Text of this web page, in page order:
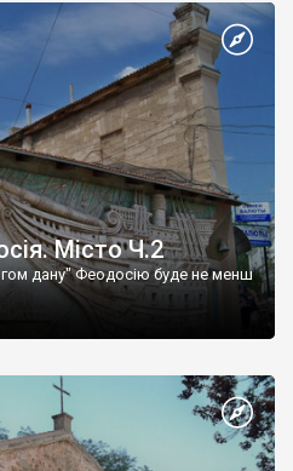
Місто Ч.2
дану" Феодосію буде не менш